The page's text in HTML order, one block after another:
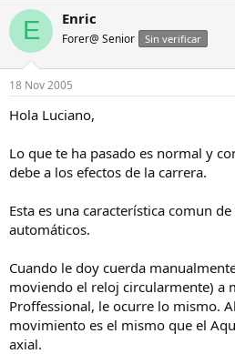
E Enric
Forer@ Senior Sin verificar
18 Nov 2005
Hola Luciano,
Lo que te ha pasado es normal y
debe a los efectos de la carrera.
Esta es una característica comun
automáticos.
Cuando le doy cuerda
moviendo el reloj circularmente) a
Proffessional, le ocurre lo mismo.
movimiento es el mismo que el
axial.